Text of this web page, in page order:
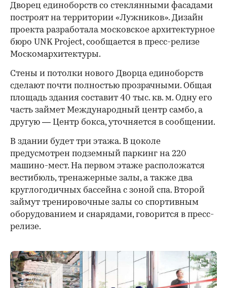
Дворец единоборств со стеклянными фасадами
построят на территории «Лужников». Дизайн
проекта разработала московское архитектурное
бюро UNK Project, сообщается в пресс-релизе
Москомархитектуры.
Стены и потолки нового Дворца единоборств
сделают почти полностью прозрачными. Общая
площадь здания составит 40 тыс. кв. м. Одну его
часть займет Международный центр самбо, а
другую — Центр бокса, уточняется в сообщении.
В здании будет три этажа. В цоколе
предусмотрен подземный паркинг на 220
машино-мест. На первом этаже расположатся
вестибюль, тренажерные залы, а также два
круглогодичных бассейна с зоной спа. Второй
займут тренировочные залы со спортивным
оборудованием и снарядами, говорится в пресс-
релизе.